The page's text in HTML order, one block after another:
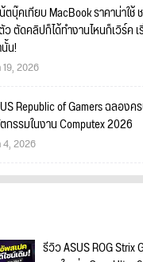
ตบุ๊คเทียบ MacBook ราคาน่าใ
ว ตัดคลิปก็ได้ทำงานไหนก็เวิร์ค
น!
19, 2026
Republic of Gamers ฉลอง
กรรมในงาน Computex 2026
4, 2026
รีวิว ASUS ROG